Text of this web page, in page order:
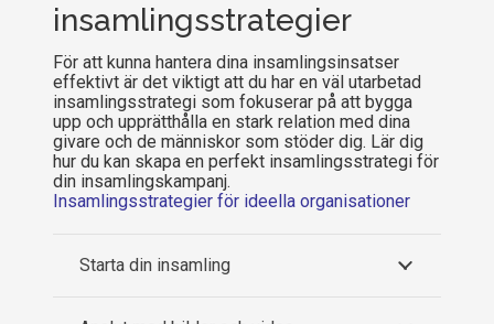
insamlingsstrategier
För att kunna hantera dina insamlingsinsatser
effektivt är det viktigt att du har en väl utarbetad
insamlingsstrategi som fokuserar på att bygga
upp och upprätthålla en stark relation med dina
givare och de människor som stöder dig. Lär dig
hur du kan skapa en perfekt insamlingsstrategi för
din insamlingskampanj.
Insamlingsstrategier för ideella organisationer
Starta din insamling